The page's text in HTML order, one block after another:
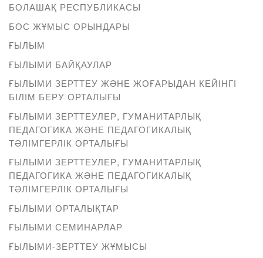
БОЛАШАҚ РЕСПУБЛИКАСЫ
БОС ЖҰМЫС ОРЫНДАРЫ
ҒЫЛЫМ
ҒЫЛЫМИ БАЙҚАУЛАР
ҒЫЛЫМИ ЗЕРТТЕУ ЖӘНЕ ЖОҒАРЫДАН КЕЙІНГІ
БІЛІМ БЕРУ ОРТАЛЫҒЫ
ҒЫЛЫМИ ЗЕРТТЕУЛЕР, ГУМАНИТАРЛЫҚ
ПЕДАГОГИКА ЖӘНЕ ПЕДАГОГИКАЛЫҚ
ТӘЛІМГЕРЛІК ОРТАЛЫҒЫ
ҒЫЛЫМИ ЗЕРТТЕУЛЕР, ГУМАНИТАРЛЫҚ
ПЕДАГОГИКА ЖӘНЕ ПЕДАГОГИКАЛЫҚ
ТӘЛІМГЕРЛІК ОРТАЛЫҒЫ
ҒЫЛЫМИ ОРТАЛЫҚТАР
ҒЫЛЫМИ СЕМИНАРЛАР
ҒЫЛЫМИ-ЗЕРТТЕУ ЖҰМЫСЫ